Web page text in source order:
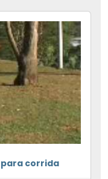
corrida